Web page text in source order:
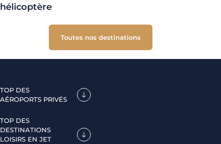
hélicoptère
Toutes nos destinations
TOP DES
AÉROPORTS PRIVÉS
TOP DES
DESTINATIONS
LOISIRS EN JET